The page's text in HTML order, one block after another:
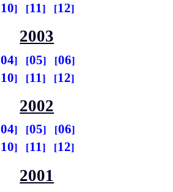
10 11 12
2003
04 05
06
10 11 12
2002
04 05
06
10 11 12
2001